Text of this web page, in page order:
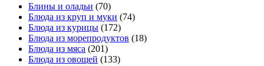
Блины и оладьи (70)
Блюда из круп и муки (74)
Блюда из курицы (172)
Блюда из морепродуктов (18)
Блюда из мяса (201)
Блюда из овощей (133)